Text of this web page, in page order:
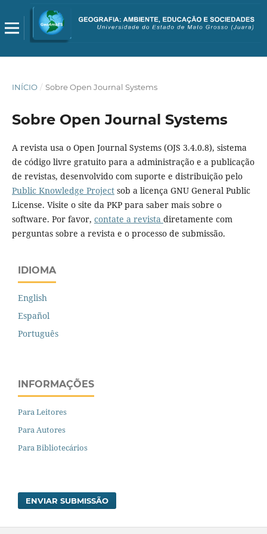
INÍCIO / Sobre Open Journal Systems
Sobre Open Journal Systems
A revista usa o Open Journal Systems (OJS 3.4.0.8), sistema
de código livre gratuito para a administração e a publicação
de revistas, desenvolvido com suporte e distribuição pelo
Public Knowledge Projectsob a licença GNU General Public
License. Visite o site da PKP para saber mais sobre o
software. Por favor, contate a revista diretamente com
perguntas sobre a revista e o processo de submissão.
IDIOMA
English
Español
Português
INFORMAÇÕES
Para Leitores
Para Autores
Para Bibliotecários
ENVIAR SUBMISSÃO